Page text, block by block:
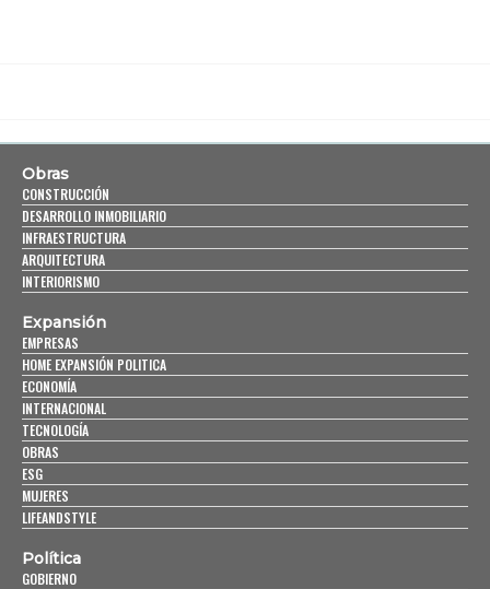
Obras
CONSTRUCCIÓN
DESARROLLO INMOBILIARIO
INFRAESTRUCTURA
ARQUITECTURA
INTERIORISMO
Expansión
EMPRESAS
HOME EXPANSIÓN POLITICA
ECONOMÍA
INTERNACIONAL
TECNOLOGÍA
OBRAS
ESG
MUJERES
LIFEANDSTYLE
Política
GOBIERNO